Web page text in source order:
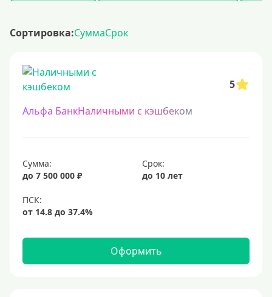
Сортировка:СуммаСрок
5
Альфа БанкНаличными с кэшбеком
Сумма:
до 7 500 000 ₽
Срок:
до 10 лет
Оформить